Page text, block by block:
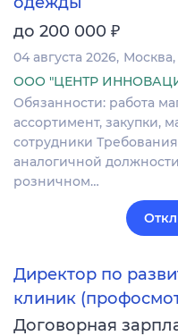
до 200 000 ₽
04 августа 2026 Москва
ООО "ЦЕНТР
Обязанности: работа
ассортимент, закупки,
сотрудники
аналогичной
розничном…
Директор по
клиник
Договорная